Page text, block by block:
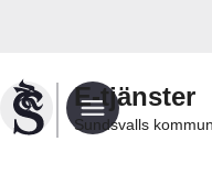
Sundsvalls
kommuns
e-
E-tjänster
Sundsvalls kommun